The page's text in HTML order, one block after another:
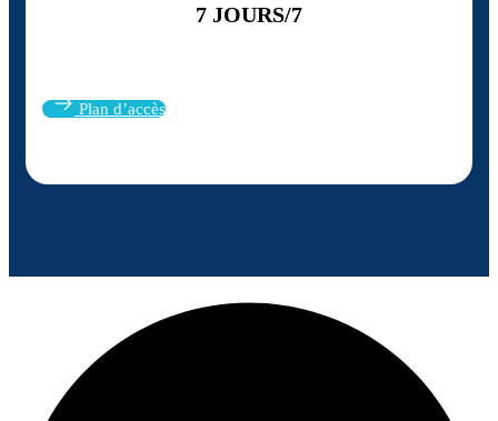
7 JOURS/7
Plan d’accès